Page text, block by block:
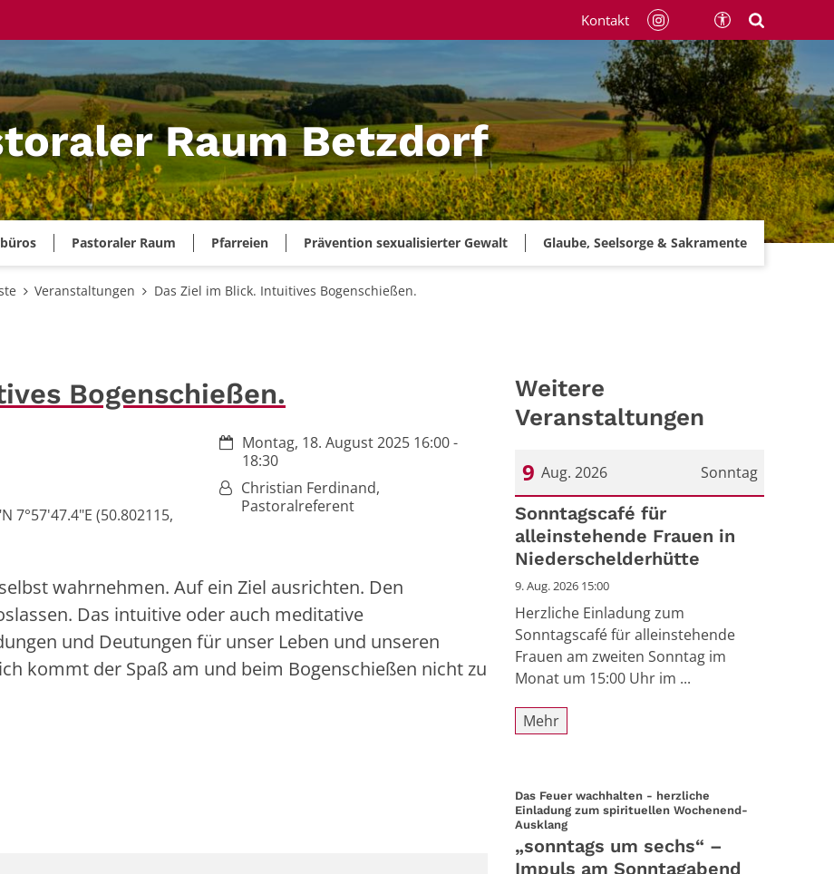
Raum Betzdorf
Pastoraler Raum Pfarreien Prävention sexualisierter Gewalt Glaube, Seelsorge & Sakramente
Kontakt
Veranstaltungen Das Ziel im Blick. Intuitives Bogenschießen.
Bogenschießen.
Datum:Montag, 18. August 2025 16:00 -
18:30
Von:Christian Ferdinand,
Pastoralreferent
7°57'47.4"E (50.802115,
wahrnehmen. Auf ein Ziel ausrichten. Den
Das intuitive oder auch meditative
und Deutungen für unser Leben und unseren
kommt der Spaß am und beim Bogenschießen nicht zu
Weitere
Veranstaltungen
Sonntag
9 Aug. 2026
Datum: 9. August 2026
Sonntagscafé für
alleinstehende Frauen in
Niederschelderhütte
9. Aug. 2026 15:00
Herzliche Einladung zum
Sonntagscafé für alleinstehende
Frauen am zweiten Sonntag im
Monat um 15:00 Uhr im ...
Mehr
Das Feuer wachhalten - herzliche
Einladung zum spirituellen Wochenend-
Ausklang:
„sonntags um sechs“ –
Impuls am Sonntagabend